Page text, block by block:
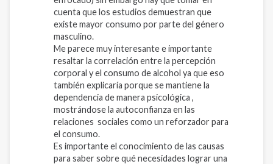
cuenta que los estudios demuestran que
existe mayor consumo por parte del género
masculino.
Me parece muy interesante e importante
resaltar la correlación entre la percepción
corporal y el consumo de alcohol ya que eso
también explicaría porque se mantiene la
dependencia de manera psicológica ,
mostrándose la autoconfianza en las
relaciones sociales como un reforzador para
el consumo.
Es importante el conocimiento de las causas
para saber sobre qué necesidades lograr una